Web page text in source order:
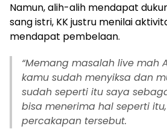
Namun, alih-alih mendapat
sang istri, KK justru menilai
mendapat pembelaan.
“Memang masalah live mah
kamu sudah menyiksa dan
sudah seperti itu saya
bisa menerima hal seperti
percakapan tersebut.